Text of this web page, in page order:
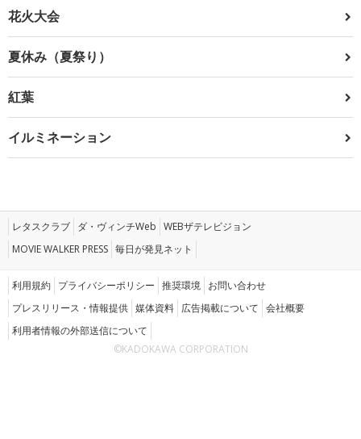
花火大会
夏休み（夏祭り）
紅葉
イルミネーション
レタスクラブ ダ・ヴィンチWeb WEBザテレビジョン
MOVIE WALKER PRESS 毎日が発見ネット
利用規約 プライバシーポリシー 推奨環境 お問い合わせ
プレスリリース・情報提供 媒体資料 広告掲載について 会社概要
利用者情報の外部送信について
©KADOKAWA CORPORATION